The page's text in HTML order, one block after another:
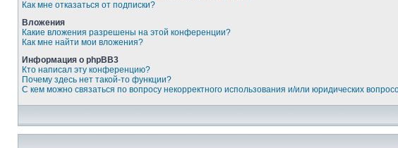
Как мне отказаться от подписки?
Вложения
Какие вложения разрешены на этой конференции?
Как мне найти мои вложения?
Информация о phpBB3
Кто написал эту конференцию?
Почему здесь нет такой-то функции?
С кем можно связаться по вопросу некорректного использования и/или юридических